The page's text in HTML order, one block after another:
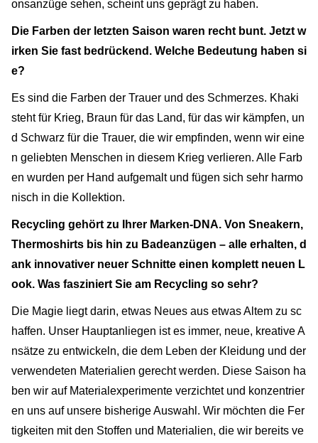
onsanzüge sehen, scheint uns geprägt zu haben.
Die Farben der letzten Saison waren recht bunt. Jetzt w
irken Sie fast bedrückend. Welche Bedeutung haben si
e?
Es sind die Farben der Trauer und des Schmerzes. Khaki
steht für Krieg, Braun für das Land, für das wir kämpfen, un
d Schwarz für die Trauer, die wir empfinden, wenn wir eine
n geliebten Menschen in diesem Krieg verlieren. Alle Farb
en wurden per Hand aufgemalt und fügen sich sehr harmo
nisch in die Kollektion.
Recycling gehört zu Ihrer Marken-DNA. Von Sneakern,
Thermoshirts bis hin zu Badeanzügen – alle erhalten, d
ank innovativer neuer Schnitte einen komplett neuen L
ook. Was fasziniert Sie am Recycling so sehr?
Die Magie liegt darin, etwas Neues aus etwas Altem zu sc
haffen. Unser Hauptanliegen ist es immer, neue, kreative A
nsätze zu entwickeln, die dem Leben der Kleidung und der
verwendeten Materialien gerecht werden. Diese Saison ha
ben wir auf Materialexperimente verzichtet und konzentrier
en uns auf unsere bisherige Auswahl. Wir möchten die Fer
tigkeiten mit den Stoffen und Materialien, die wir bereits ve